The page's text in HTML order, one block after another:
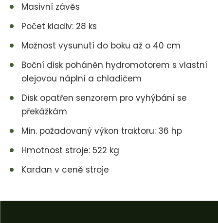
Masivní závěs
Počet kladiv: 28 ks
Možnost vysunutí do boku až o 40 cm
Boční disk poháněn hydromotorem s vlastní
olejovou náplní a chladičem
Disk opatřen senzorem pro vyhýbání se
překážkám
Min. požadovaný výkon traktoru: 36 hp
Hmotnost stroje: 522 kg
Kardan v ceně stroje